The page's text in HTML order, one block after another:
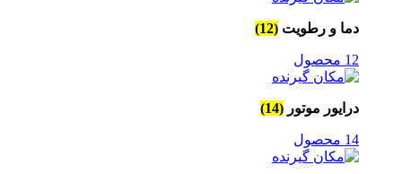
دما و رطویت (12)
12 محصول
درایور موتور (14)
14 محصول